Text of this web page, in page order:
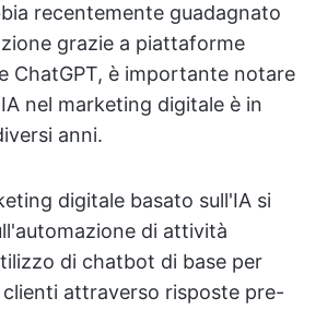
recentemente guadagnato
grazie a piattaforme
ChatGPT, è importante notare
nel marketing digitale è in
anni.
digitale basato sull'IA si
di attività
di chatbot di base per
attraverso risposte pre-